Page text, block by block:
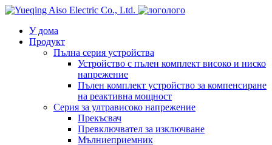
лого
У дома
Продукт
Пълна серия устройства
Устройство с пълен комплект високо и ниско
напрежение
Пълен комплект устройство за компенсиране
на реактивна мощност
Серия за ултрависоко напрежение
Прекъсвач
Превключвател за изключване
Мълниеприемник